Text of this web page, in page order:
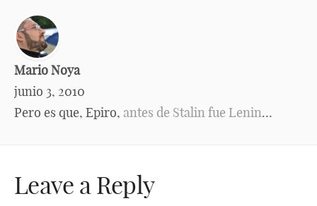
Mario Noya
junio 3, 2010
Pero es que, Epiro, antes de Stalin fue Lenin…
Leave a Reply